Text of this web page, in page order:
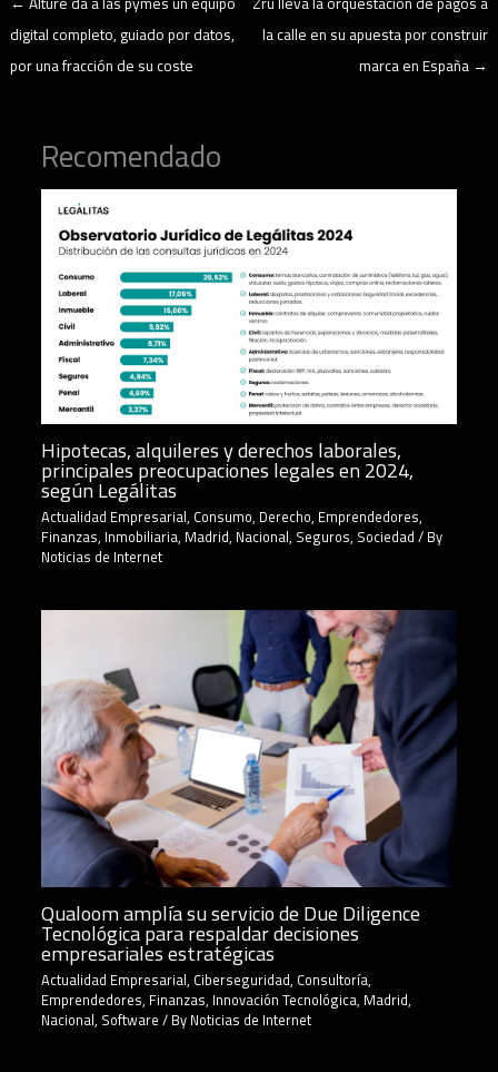
digital completo, guiado por datos,
por una fracción de su coste
la calle en su apuesta por construir
marca en España→
Recomendado
Hipotecas, alquileres y derechos laborales,
principales preocupaciones legales en 2024,
según Legálitas
Actualidad Empresarial, Consumo, Derecho, Emprendedores,
Finanzas, Inmobiliaria, Madrid, Nacional, Seguros, Sociedad/ By
Noticias de Internet
Qualoom amplía su servicio de Due Diligence
Tecnológica para respaldar decisiones
empresariales estratégicas
Actualidad Empresarial, Ciberseguridad, Consultoría,
Emprendedores, Finanzas, Innovación Tecnológica, Madrid,
Nacional, Software/ ByNoticias de Internet